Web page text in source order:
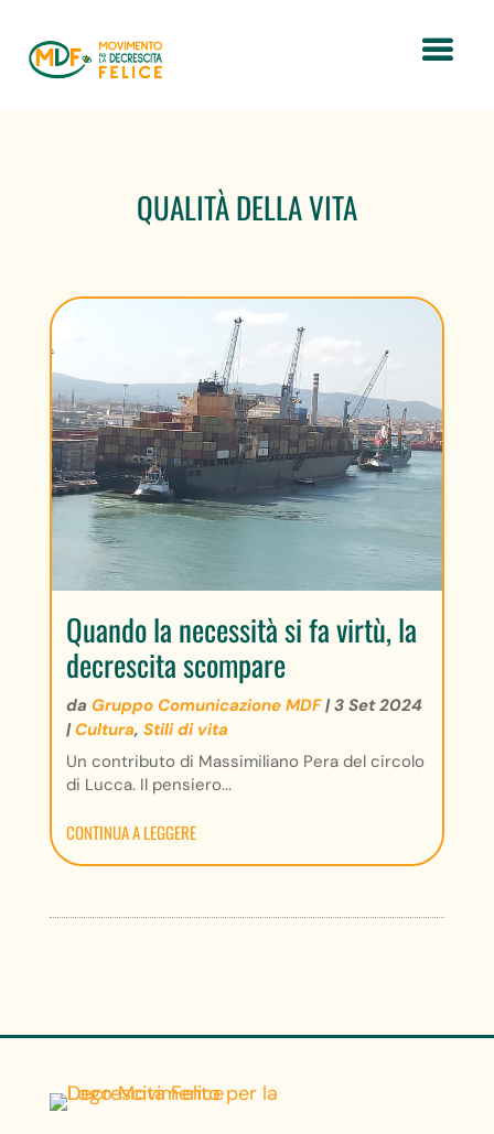
QUALITÀ DELLA VITA
Quando la necessità si fa virtù, la
decrescita scompare
da Gruppo Comunicazione MDF|3 Set 2024
| Cultura, Stili di vita
Un contributo di Massimiliano Pera del circolo
di Lucca. Il pensiero...
CONTINUA A LEGGERE